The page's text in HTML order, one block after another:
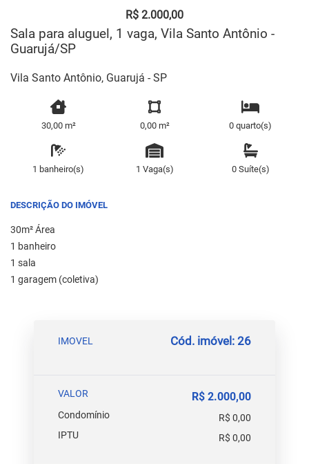
R$ 2.000,00
Sala para aluguel, 1 vaga, Vila Santo Antônio -
Guarujá/SP
Vila Santo Antônio, Guarujá - SP
30,00 m² 0,00 m² 0 quarto(s)
1 banheiro(s) 1 Vaga(s) 0 Suíte(s)
DESCRIÇÃO DO IMÓVEL
30m² Área
1 banheiro
1 sala
1 garagem (coletiva)
IMOVEL Cód. imóvel: 26
VALOR R$ 2.000,00
Condomínio
R$ 0,00
IPTU
R$ 0,00